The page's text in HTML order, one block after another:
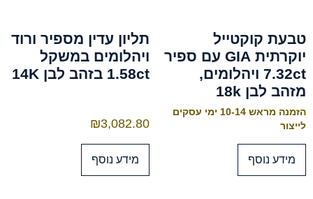
טבעת קוקטייל
יוקרתית GIA עם ספיר
7.32ct ויהלומים,
מזהב לבן 18k
הזמנה מראש 10-14 ימי עסקים
לייצור
מידע נוסף
תליון עדין מספיר ורוד
ויהלומים במשקל
1.58ct בזהב לבן 14K
₪3,082.80
מידע נוסף